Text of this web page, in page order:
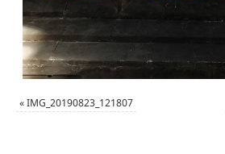
«IMG_20190823_121807